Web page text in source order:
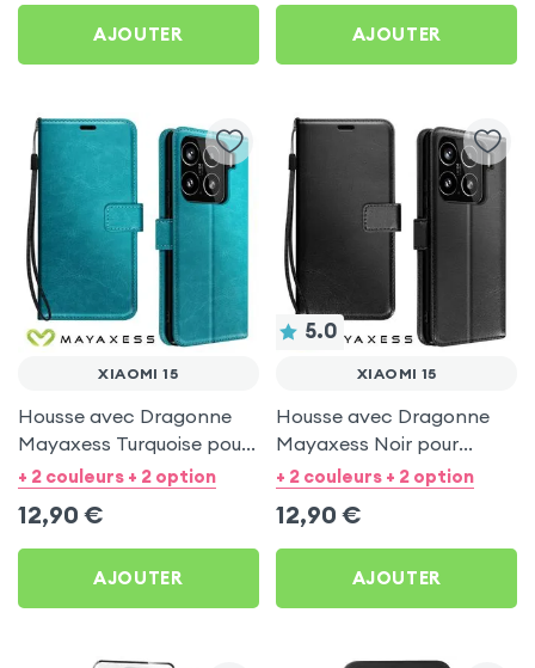
AJOUTER AJOUTER
XIAOMI 15
Housse avec Dragonne
Mayaxess Turquoise pour
Xiaomi 15
+ 2 couleurs + 2 option
12,90 €
AJOUTER
5.0
XIAOMI 15
Housse avec Dragonne
Mayaxess Noir pour
Xiaomi 15
+ 2 couleurs + 2 option
12,90 €
AJOUTER